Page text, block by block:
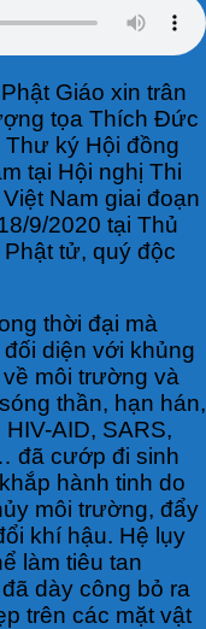
Giáo xin trân
tọa Thích Đức
ký Hội đồng
tại Hội nghị Thi
Nam giai đoạn
9/2020 tại Thủ
tử, quý độc
thời đại mà
diện với khủng
môi trường và
thần, hạn hán,
AID, SARS,
đã cướp đi sinh
hành tinh do
môi trường, đẩy
khí hậu. Hệ lụy
làm tiêu tan
dày công bỏ ra
trên các mặt vật